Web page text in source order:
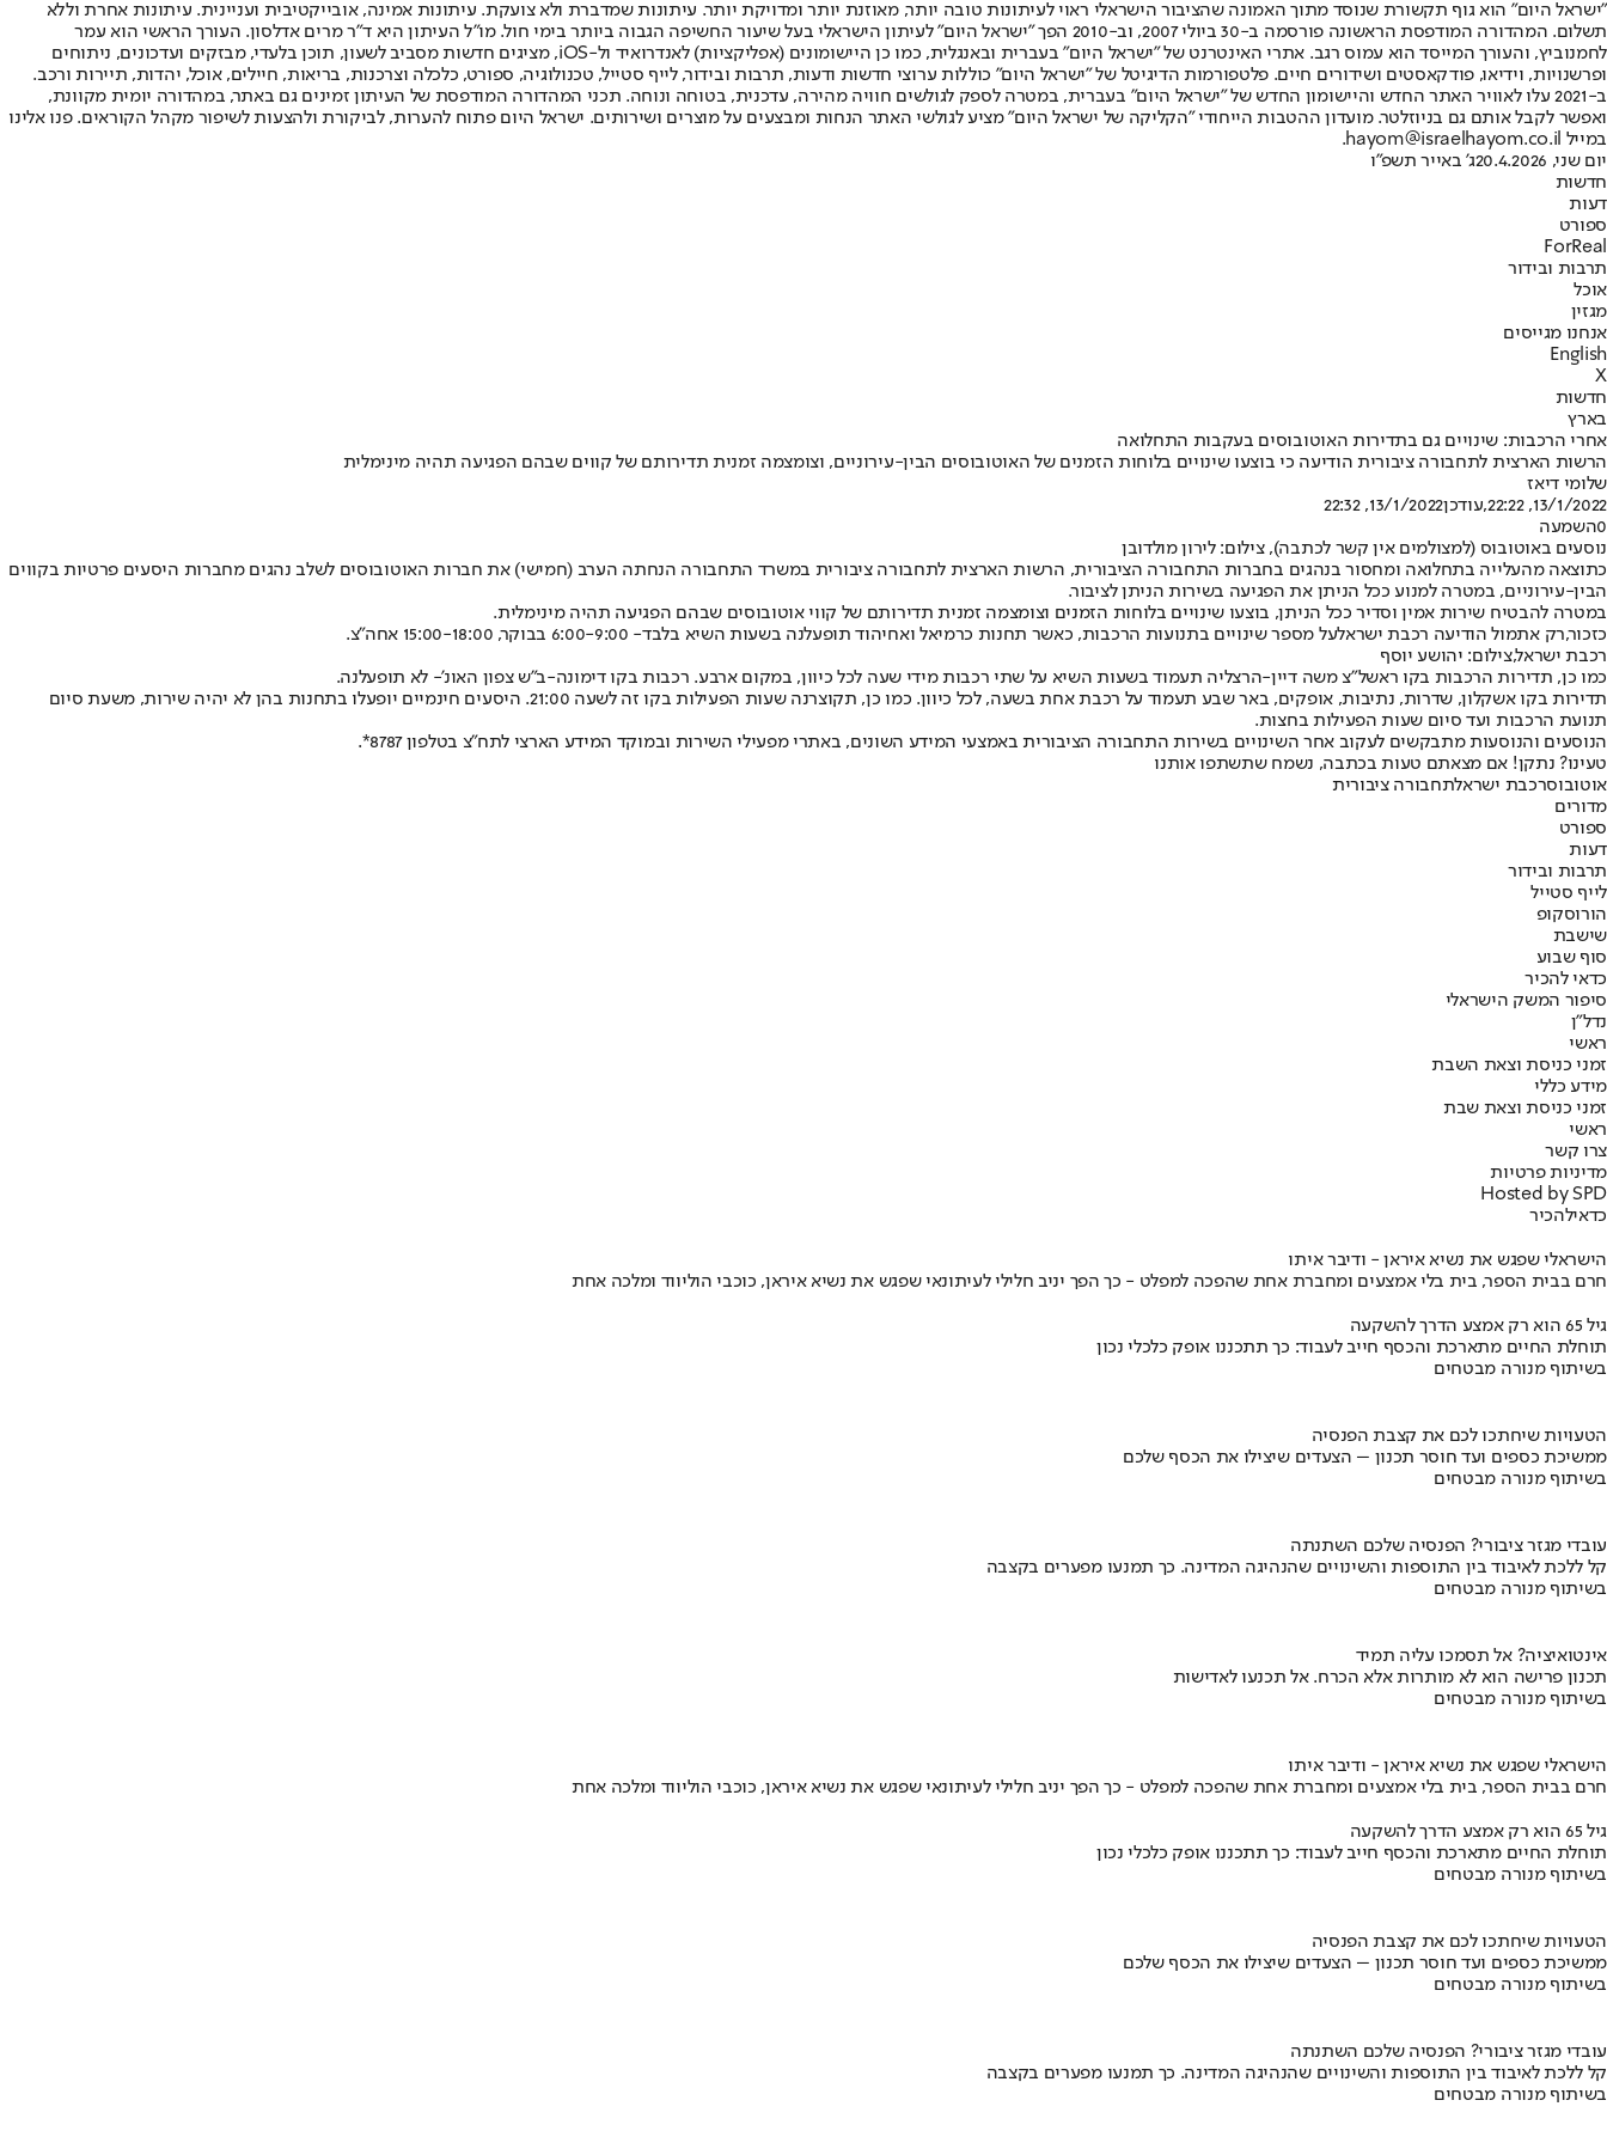
"ישראל היום" הוא גוף תקשורת שנוסד מתוך האמונה שהציבור הישראלי ראוי לעיתונות טובה יותר, מאוזנת יותר ומדויקת יותר. עיתונות שמדברת ולא צועקת. עיתונות אמינה, אובייקטיבית ועניינית. עיתונות אחרת וללא
תשלום. המהדורה המודפסת הראשונה פורסמה ב-30 ביולי 2007, וב-2010 הפך "ישראל היום" לעיתון הישראלי בעל שיעור החשיפה הגבוה ביותר בימי חול. מו"ל העיתון היא ד"ר מרים אדלסון. העורך הראשי הוא עמר
לחמנוביץ, והעורך המייסד הוא עמוס רגב. אתרי האינטרנט של "ישראל היום" בעברית ובאנגלית, כמו כן היישומונים (אפליקציות) לאנדרואיד ול-iOS, מציגים חדשות מסביב לשעון, תוכן בלעדי, מבזקים ועדכונים, ניתוחים
ופרשנויות, וידיאו, פודקאסטים ושידורים חיים. פלטפורמות הדיגיטל של "ישראל היום" כוללות ערוצי חדשות ודעות, תרבות ובידור, לייף סטייל, טכנולוגיה, ספורט, כלכלה וצרכנות, בריאות, חיילים, אוכל, יהדות, תיירות ורכב.
ב-2021 עלו לאוויר האתר החדש והיישומון החדש של "ישראל היום" בעברית, במטרה לספק לגולשים חוויה מהירה, עדכנית, בטוחה ונוחה. תכני המהדורה המודפסת של העיתון זמינים גם באתר, במהדורה יומית מקוונת,
ואפשר לקבל אותם גם בניוזלטר. מועדון ההטבות הייחודי "הקליקה של ישראל היום" מציע לגולשי האתר הנחות ומבצעים על מוצרים ושירותים. ישראל היום פתוח להערות, לביקורת ולהצעות לשיפור מקהל הקוראים. פנו אלינו
במייל hayom@israelhayom.co.il.
יום שני, 20.4.2026
ג' באייר תשפ"ו
חדשות
דעות
ספורט
ForReal
תרבות ובידור
אוכל
מגזין
אנחנו מגייסים
English
X
חדשות
בארץ
אחרי הרכבות: שינויים גם בתדירות האוטובוסים בעקבות התחלואה
הרשות הארצית לתחבורה ציבורית הודיעה כי בוצעו שינויים בלוחות הזמנים של האוטובוסים הבין-עירוניים, וצומצמה זמנית תדירותם של קווים שבהם הפגיעה תהיה מינימלית
שלומי דיאז
13/1/2022, 22:22
,עודכן13/1/2022, 22:32
0השמעה
נוסעים באוטובוס (למצולמים אין קשר לכתבה), צילום: לירון מולדובן
כתוצאה מהעלייה בתחלואה ומחסור בנהגים בחברות התחבורה הציבורית, הרשות הארצית לתחבורה ציבורית במשרד התחבורה הנחתה הערב (חמישי) את חברות האוטובוסים לשלב נהגים מחברות היסעים פרטיות בקווים
הבין-עירוניים, במטרה למנוע ככל הניתן את הפגיעה בשירות הניתן לציבור.
במטרה להבטיח שירות אמין וסדיר ככל הניתן, בוצעו שינויים בלוחות הזמנים וצומצמה זמנית תדירותם של קווי אוטובוסים שבהם הפגיעה תהיה מינימלית.
כזכור,רק אתמול הודיעה רכבת ישראלעל מספר שינויים בתנועות הרכבות, כאשר תחנות כרמיאל ואחיהוד תופעלנה בשעות השיא בלבד- 6:00-9:00 בבוקר, 15:00-18:00 אחה"צ.
רכבת ישראל,צילום: יהושע יוסף
כמו כן, תדירות הרכבות בקו ראשל"צ משה דיין-הרצליה תעמוד בשעות השיא על שתי רכבות מידי שעה לכל כיוון, במקום ארבע. רכבות בקו דימונה-ב"ש צפון האונ'- לא תופעלנה.
תדירות בקו אשקלון, שדרות, נתיבות, אופקים, באר שבע תעמוד על רכבת אחת בשעה, לכל כיוון. כמו כן, תקוצרנה שעות הפעילות בקו זה לשעה 21:00. היסעים חינמיים יופעלו בתחנות בהן לא יהיה שירות, משעת סיום
תנועת הרכבות ועד סיום שעות הפעילות בחצות.
הנוסעים והנוסעות מתבקשים לעקוב אחר השינויים בשירות התחבורה הציבורית באמצעי המידע השונים, באתרי מפעילי השירות ובמוקד המידע הארצי לתח"צ בטלפון 8787*.
טעינו? נתקן! אם מצאתם טעות בכתבה, נשמח שתשתפו אותנו
אוטובוסרכבת ישראלתחבורה ציבורית
מדורים
ספורט
דעות
תרבות ובידור
לייף סטייל
הורוסקופ
שישבת
סוף שבוע
כדאי להכיר
סיפור המשק הישראלי
נדל"ן
ראשי
זמני כניסת וצאת השבת
מידע כללי
זמני כניסת וצאת שבת
ראשי
צרו קשר
מדיניות פרטיות
Hosted by SPD
כדאילהכיר
הישראלי שפגש את נשיא איראן - ודיבר איתו
חרם בבית הספר, בית בלי אמצעים ומחברת אחת שהפכה למפלט - כך הפך יניב חלילי לעיתונאי שפגש את נשיא איראן, כוכבי הוליווד ומלכה אחת
גיל 65 הוא רק אמצע הדרך להשקעה
תוחלת החיים מתארכת והכסף חייב לעבוד: כך תתכננו אופק כלכלי נכון
בשיתוף מנורה מבטחים
הטעויות שיחתכו לכם את קצבת הפנסיה
ממשיכת כספים ועד חוסר תכנון – הצעדים שיצילו את הכסף שלכם
בשיתוף מנורה מבטחים
עובדי מגזר ציבורי? הפנסיה שלכם השתנתה
קל ללכת לאיבוד בין התוספות והשינויים שהנהיגה המדינה. כך תמנעו מפערים בקצבה
בשיתוף מנורה מבטחים
אינטואיציה? אל תסמכו עליה תמיד
תכנון פרישה הוא לא מותרות אלא הכרח. אל תכנעו לאדישות
בשיתוף מנורה מבטחים
הישראלי שפגש את נשיא איראן - ודיבר איתו
חרם בבית הספר, בית בלי אמצעים ומחברת אחת שהפכה למפלט - כך הפך יניב חלילי לעיתונאי שפגש את נשיא איראן, כוכבי הוליווד ומלכה אחת
גיל 65 הוא רק אמצע הדרך להשקעה
תוחלת החיים מתארכת והכסף חייב לעבוד: כך תתכננו אופק כלכלי נכון
בשיתוף מנורה מבטחים
הטעויות שיחתכו לכם את קצבת הפנסיה
ממשיכת כספים ועד חוסר תכנון – הצעדים שיצילו את הכסף שלכם
בשיתוף מנורה מבטחים
עובדי מגזר ציבורי? הפנסיה שלכם השתנתה
קל ללכת לאיבוד בין התוספות והשינויים שהנהיגה המדינה. כך תמנעו מפערים בקצבה
בשיתוף מנורה מבטחים